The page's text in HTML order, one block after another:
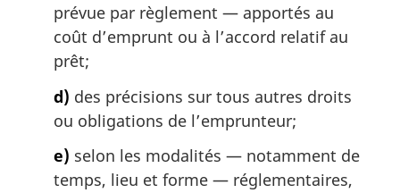
prévue par règlement — apportés au
coût d’emprunt ou à l’accord relatif au
prêt;
d) des précisions sur tous autres droits
ou obligations de l’emprunteur;
e) selon les modalités — notamment de
temps, lieu et forme — réglementaires,